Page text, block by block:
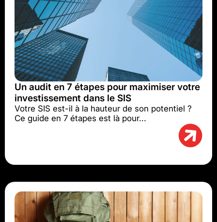
Un audit en 7 étapes pour maximiser votre
investissement dans le SIS
Votre SIS est-il à la hauteur de son potentiel ?
Ce guide en 7 étapes est là pour...